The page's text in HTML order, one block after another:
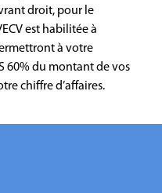
droit, pour le
est habilitée à
à votre
60% du montant de vos
chiffre d’affaires.